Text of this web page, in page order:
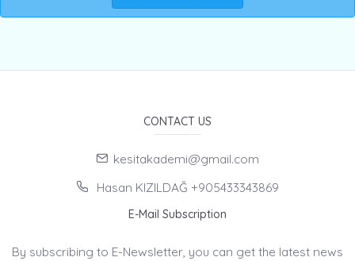
CONTACT US
kesitakademi@gmail.com
Hasan KIZILDAĞ +905433343869
E-Mail Subscription
By subscribing to E-Newsletter, you can get the latest news